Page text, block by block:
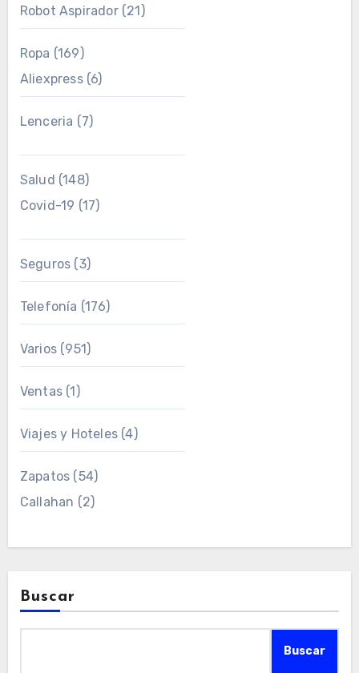
Robot Aspirador(21)
Ropa (169)
Aliexpress(6)
Lenceria (7)
Salud (148)
Covid-19 (17)
Seguros (3)
Telefonía (176)
Varios(951)
Ventas(1)
Viajes y Hoteles(4)
Zapatos (54)
Callahan (2)
Buscar
Buscar